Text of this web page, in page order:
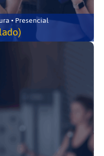
• Presencial